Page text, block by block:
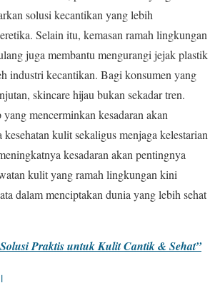
solusi kecantikan yang lebih
Selain itu, kemasan ramah lingkungan
juga membantu mengurangi jejak plastik
industri kecantikan. Bagi konsumen yang
skincare hijau bukan sekadar tren.
mencerminkan kesadaran akan
kulit sekaligus menjaga kelestarian
kesadaran akan pentingnya
kulit yang ramah lingkungan kini
dalam menciptakan dunia yang lebih sehat
Praktis untuk Kulit Cantik & Sehat”